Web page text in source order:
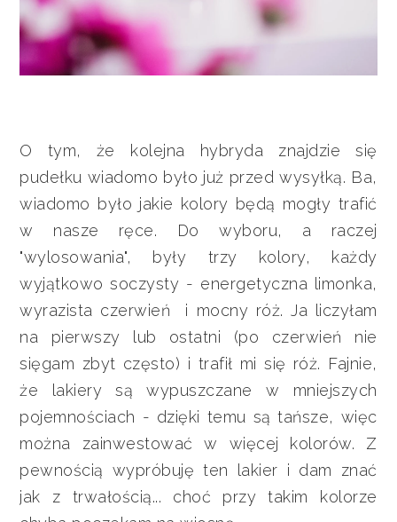
O tym, że kolejna hybryda znajdzie się
pudełku wiadomo było już przed wysyłką. Ba,
wiadomo było jakie kolory będą mogły trafić
w nasze ręce. Do wyboru, a raczej
"wylosowania", były trzy kolory, każdy
wyjątkowo soczysty - energetyczna limonka,
wyrazista czerwień i mocny róż. Ja liczyłam
na pierwszy lub ostatni (po czerwień nie
sięgam zbyt często) i trafił mi się róż. Fajnie,
że lakiery są wypuszczane w mniejszych
pojemnościach - dzięki temu są tańsze, więc
można zainwestować w więcej kolorów. Z
pewnością wypróbuję ten lakier i dam znać
jak z trwałością... choć przy takim kolorze